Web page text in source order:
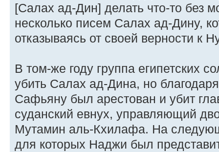
[Салах ад-Дин] делать что-то без
несколько писем Салах ад-Дину,
отказываясь от своей верности к
В том-же году группа египетских
убить Салах ад-Дина, но
Сафьяну был арестован и убит
суданский евнух, управляющий
Мутамин аль-Кхилафа. На
для которых Наджи был